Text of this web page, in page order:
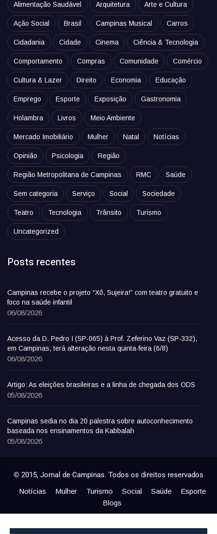
Alimentação Saudável Arquitetura Arte e Cultura
Ação Social Brasil Campinas Musical Carros
Cidadania Cidade Cinema Ciência & Tecnologia
Comportamento Compras Comunidade Comércio
Cultura & Lazer Direito Economia Educação
Emprego Esporte Exposição Gastronomia
Holambra Livros Meio Ambiente
Mercado Imobiliário Mulher Natal Notícias
Opinião Psicologia Região
Região Metropolitana de Campinas RMC Saúde
Sem categoria Serviço Social Sociedade
Teatro Tecnologia Trânsito Turismo
Uncategorized
Posts recentes
Campinas recebe o projeto “Xô, Sujeira!” com teatro gratuito e
foco na saúde infantil
06/08/2026
Acesso da D. Pedro I (SP-065) à Prof. Zeferino Vaz (SP-332),
em Campinas, terá alteração nesta quinta-feira (6/8)
06/08/2026
Artigo: As eleições brasileiras e a linha de chegada dos ODS
05/08/2026
Campinas sedia no dia 20 palestra sobre autoconhecimento
baseada nos ensinamentos da Kabbalah
05/08/2026
© 2015, Jornal de Campinas. Todos os direitos reservados
Notícias Mulher Turismo Social Saúde
Esporte
Blogs